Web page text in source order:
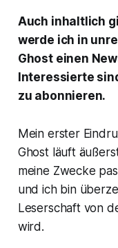
Auch inhaltlich
werde ich in
Ghost einen
Interessierte
zu abonnieren.
Mein erster
Ghost läuft
meine Zwecke
und ich bin
Leserschaft von
wird.